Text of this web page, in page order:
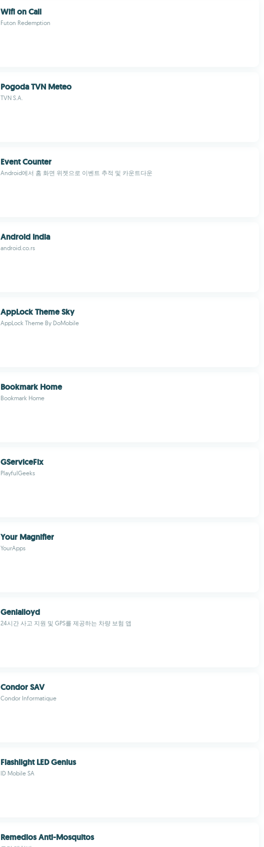
Wifi on Call
Futon Redemption
Pogoda TVN Meteo
TVN S.A.
Event Counter
Android에서 홈 화면 위젯으로 이벤트 추적 및 카운트다운
Android India
android.co.rs
AppLock Theme Sky
AppLock Theme By DoMobile
Bookmark Home
Bookmark Home
GServiceFix
PlayfulGeeks
Your Magnifier
YourApps
Genialloyd
24시간 사고 지원 및 GPS를 제공하는 차량 보험 앱
Condor SAV
Condor Informatique
Flashlight LED Genius
ID Mobile SA
Remedios Anti-Mosquitos